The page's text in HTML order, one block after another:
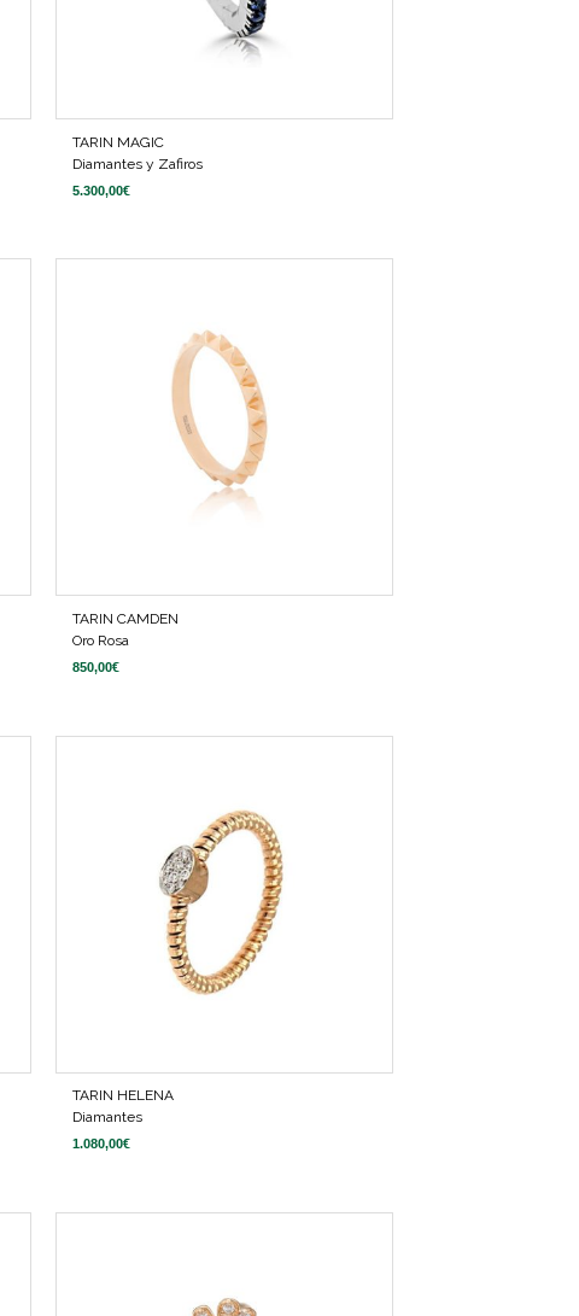
TARIN MAGIC
Diamantes y Zafiros
5.300,00€
TARIN CAMDEN
Oro Rosa
850,00€
TARIN HELENA
Diamantes
1.080,00€